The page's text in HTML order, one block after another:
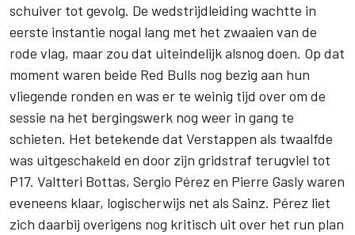
schuiver tot gevolg. De wedstrijdleiding wachtte in
eerste instantie nogal lang met het zwaaien van de
rode vlag, maar zou dat uiteindelijk alsnog doen. Op dat
moment waren beide Red Bulls nog bezig aan hun
vliegende ronden en was er te weinig tijd over om de
sessie na het bergingswerk nog weer in gang te
schieten. Het betekende dat Verstappen als twaalfde
was uitgeschakeld en door zijn gridstraf terugviel tot
P17. Valtteri Bottas, Sergio Pérez en Pierre Gaslywaren
eveneens klaar, logischerwijs net als Sainz. Pérez liet
zich daarbij overigens nog kritisch uit over het run plan